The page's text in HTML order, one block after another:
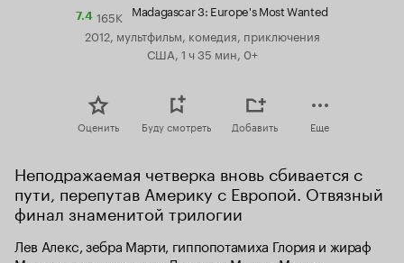
7.4Рейтинг
Кинопоиска
165K Madagascar 3: Europe's Most Wanted
2012, мультфильм, комедия, приключения
США, 1 ч 35 мин, 0+
Оценить Буду смотреть Добавить Еще
Неподражаемая четверка вновь сбивается с
пути, перепутав Америку с Европой. Отвязный
финал знаменитой трилогии
Лев Алекс, зебра Марти, гиппопотамиха Глория и жираф